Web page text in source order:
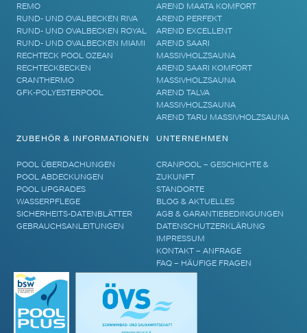
REMO
RUND- UND OVALBECKEN RIVA
RUND- UND OVALBECKEN ROYAL
RUND- UND OVALBECKEN MIAMI
RECHTECK POOL OZEAN
RECHTECKBECKEN
CRANTHERMO
GFK-POLYESTERPOOL
AREND MAATA KOMFORT
AREND PERFEKT
AREND EXCELLENT
AREND SAARI
MASSIVHOLZSAUNA
AREND SAARI KOMFORT
MASSIVHOLZSAUNA
AREND TALVA
MASSIVHOLZSAUNA
AREND TARU MASSIVHOLZSAUNA
ZUBEHÖR & INFORMATIONEN
POOL ÜBERDACHUNGEN
POOL ABDECKUNGEN
POOL UPGRADES
WASSERPFLEGE
SICHERHEITS-DATENBLÄTTER
GEBRAUCHSANLEITUNGEN
UNTERNEHMEN
CRANPOOL – GESCHICHTE &
ZUKUNFT
STANDORTE
BLOG & AKTUELLES
AGB & GARANTIEBEDINGUNGEN
DATENSCHUTZERKLÄRUNG
IMPRESSUM
KONTAKT – ANFRAGE
FAQ – HÄUFIGE FRAGEN